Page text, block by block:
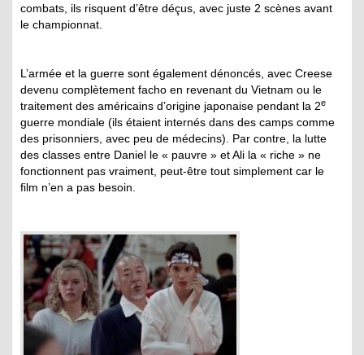
combats, ils risquent d’être déçus, avec juste 2 scènes avant
le championnat.
L’armée et la guerre sont également dénoncés, avec Creese
devenu complètement facho en revenant du Vietnam ou le
traitement des américains d’origine japonaise pendant la 2e
guerre mondiale (ils étaient internés dans des camps comme
des prisonniers, avec peu de médecins). Par contre, la lutte
des classes entre Daniel le « pauvre » et Ali la « riche » ne
fonctionnent pas vraiment, peut-être tout simplement car le
film n’en a pas besoin.